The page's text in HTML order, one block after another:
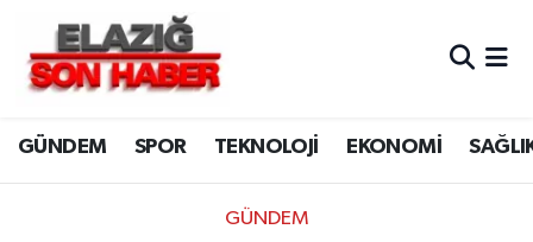
GÜNDEM SPOR TEKNOLOJİ EKONOMİ
GÜNDEM
CANLI YAYIN
ASAYİŞ
BİLİM VE TEKNOLOJİ
Merkez Hava Durumu
Merkez Trafik Yoğunluk Haritası
Süper Lig Puan Durumu ve Fikstür